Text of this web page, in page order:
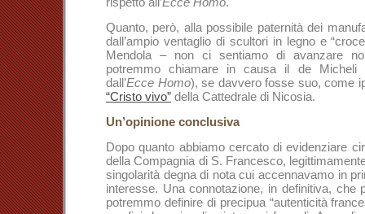
Quanto, però, alla possibile paternità dei
dall’ampio ventaglio di scultori in legno e
Mendola – non ci sentiamo di avanzare
potremmo chiamare in causa il de Micheli
dall’Ecce Homo), se davvero fosse suo, come
“Cristo vivo” della Cattedrale di Nicosia.
Un’opinione conclusiva
Dopo quanto abbiamo cercato di evidenziare
della Compagnia di S. Francesco,
singolarità degna di nota cui accennavamo in
interesse. Una connotazione, in definitiva, che
potremmo definire di precipua “autenticità